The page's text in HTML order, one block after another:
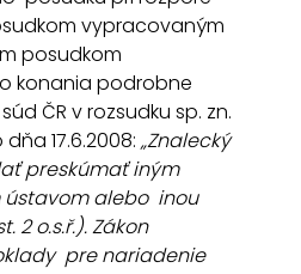
vypracovaným
posudkom
konania podrobne
ČR v rozsudku sp. zn.
17.6.2008: „Znalecký
preskúmať iným
alebo  inou
2 o.s.ř.). Zákon
pre nariadenie